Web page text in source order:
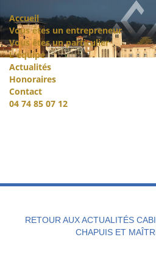
Accueil
Vous êtes un entrepreneur
Vous êtes un particulier
L'équipe
Actualités
Honoraires
Contact
04 74 85 07 12
RETOUR AUX ACTUALITÉS
CHAPUIS ET